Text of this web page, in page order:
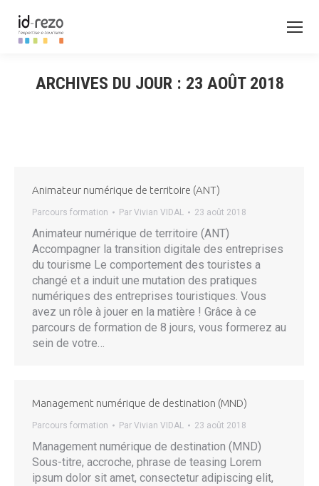
ARCHIVES DU JOUR : 23 AOÛT 2018
Animateur numérique de territoire (ANT)
Parcours formation Par Vivian VIDAL 23 août 2018
Animateur numérique de territoire (ANT)
Accompagner la transition digitale des entreprises
du tourisme Le comportement des touristes a
changé et a induit une mutation des pratiques
numériques des entreprises touristiques. Vous
avez un rôle à jouer en la matière ! Grâce à ce
parcours de formation de 8 jours, vous formerez au
sein de votre…
Management numérique de destination (MND)
Parcours formation Par Vivian VIDAL 23 août 2018
Management numérique de destination (MND)
Sous-titre, accroche, phrase de teasing Lorem
ipsum dolor sit amet, consectetur adipiscing elit,